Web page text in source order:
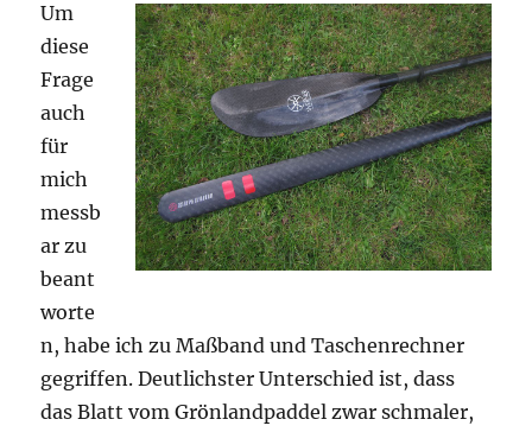
Um
diese
Frage
auch
für
mich
messb
ar zu
beant
worte
n, habe ich zu Maßband und Taschenrechner
gegriffen. Deutlichster Unterschied ist, dass
das Blatt vom Grönlandpaddel zwar schmaler,